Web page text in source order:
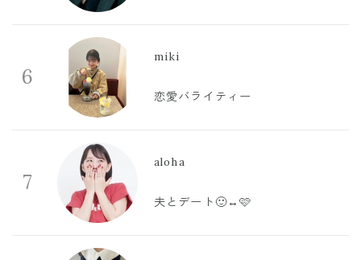
6
miki
恋愛バライティー
7
aloha
夫とデート🙂‍↔️🩷